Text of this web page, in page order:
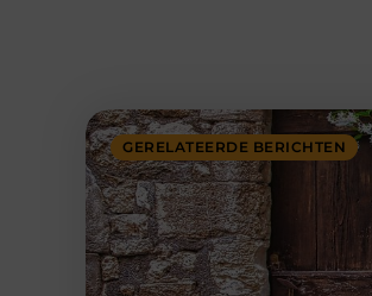
GERELATEERDE BERICHTEN